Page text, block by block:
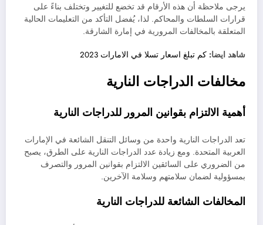
يرجى ملاحظة أن هذه الأرقام قد تخضع للتغيير وتختلف بناءً على
قرارات السلطات والمحاكم. لذا، يُفضل التأكد من التعليمات الحالية
المتعلقة بالمخالفات المرورية في إمارة الشارقة.
شاهد ايضا: كم تبلغ اسعار تسلا في الامارات 2023
مخالفات الدراجات النارية
أهمية الالتزام بقوانين المرور للدراجات النارية
تعد الدراجات النارية واحدة من وسائل التنقل الشائعة في الإمارات
العربية المتحدة. ومع زيادة عدد الدراجات النارية على الطرق، يصبح
من الضروري على السائقين الالتزام بقوانين المرور والتصرف
بمسؤولية لضمان سلامتهم وسلامة الآخرين.
المخالفات الشائعة للدراجات النارية